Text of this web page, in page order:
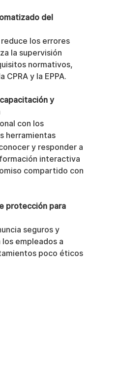
del
los errores
la supervisión
normativos,
CPRA y la EPPA.
y
con los
herramientas
y responder a
interactiva
compartido con
protección para
seguros y
los empleados a
poco éticos